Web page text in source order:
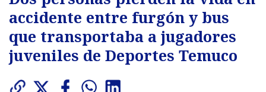
accidente entre furgón y bus
que transportaba a jugadores
juveniles de Deportes Temuco